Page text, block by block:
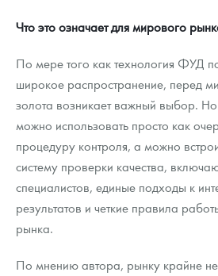
Что это означает для мирового
По мере того как технология ФУД
широкое распространение, перед
золота возникает важный выбор.
можно использовать просто как
процедуру контроля, а можно
систему проверки качества,
специалистов, единые подходы к
результатов и четкие правила
рынка.
По мнению автора, рынку крайне